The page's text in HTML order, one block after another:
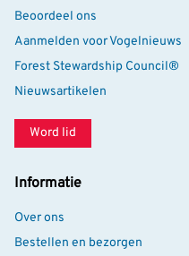
Beoordeel ons
Aanmelden voor Vogelnieuws
Forest Stewardship Council®
Nieuwsartikelen
Word lid
Informatie
Over ons
Bestellen en bezorgen